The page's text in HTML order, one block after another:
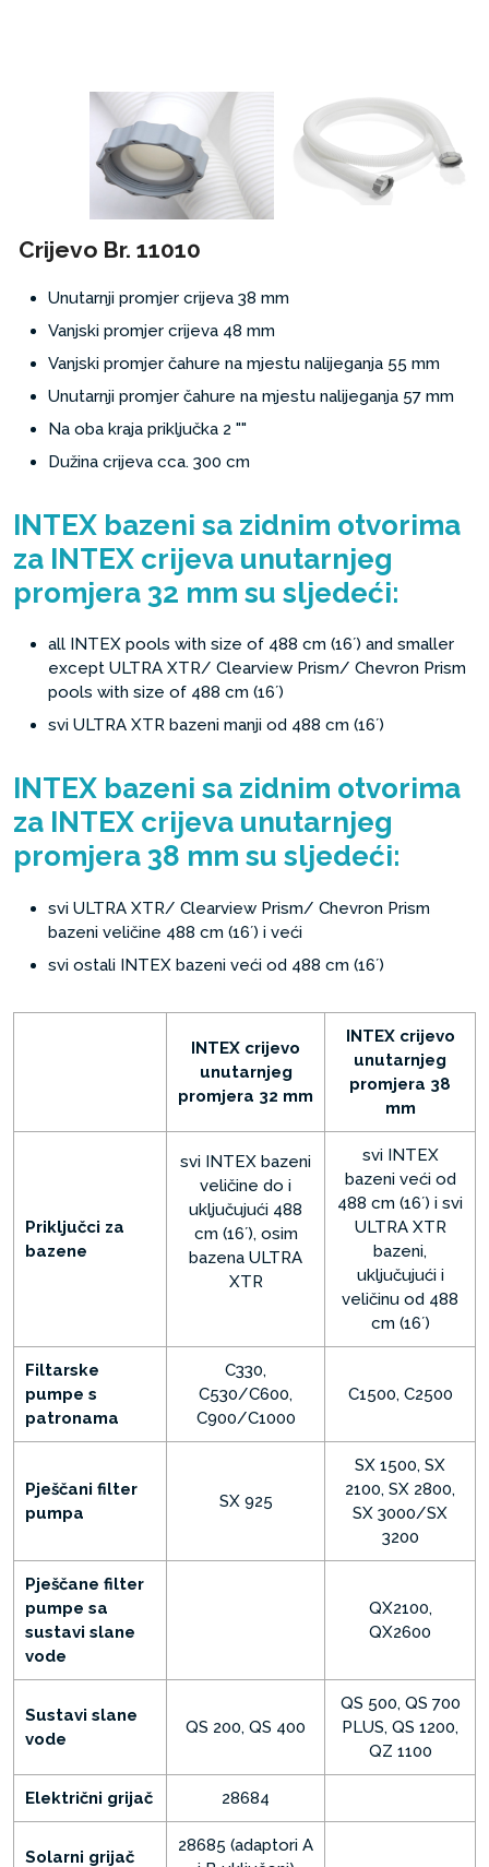
Crijevo Br. 11010
Unutarnji promjer crijeva 38 mm
Vanjski promjer crijeva 48 mm
Vanjski promjer čahure na mjestu nalijeganja 55 mm
Unutarnji promjer čahure na mjestu nalijeganja 57 mm
Na oba kraja priključka 2 ""
Dužina crijeva cca. 300 cm
INTEX bazeni sa zidnim otvorima
za INTEX crijeva unutarnjeg
promjera 32 mm su sljedeći:
all INTEX pools with size of 488 cm (16´) and smaller
except ULTRA XTR/ Clearview Prism/ Chevron Prism
pools with size of 488 cm (16´)
svi ULTRA XTR bazeni manji od 488 cm (16´)
INTEX bazeni sa zidnim otvorima
za INTEX crijeva unutarnjeg
promjera 38 mm su sljedeći:
svi ULTRA XTR/ Clearview Prism/ Chevron Prism
bazeni veličine 488 cm (16´) i veći
svi ostali INTEX bazeni veći od 488 cm (16´)
INTEX crijevo
unutarnjeg
promjera 32 mm
INTEX crijevo
unutarnjeg
promjera 38
mm
Priključci za
bazene
svi INTEX bazeni
veličine do i
uključujući 488
cm (16´), osim
bazena ULTRA
XTR
svi INTEX
bazeni veći od
488 cm (16´) i svi
ULTRA XTR
bazeni,
uključujući i
veličinu od 488
cm (16´)
Filtarske
pumpe s
patronama
C330,
C530/C600,
C900/C1000
C1500, C2500
Pješčani filter
pumpa
SX 925
SX 1500, SX
2100, SX 2800,
SX 3000/SX
3200
Pješčane filter
pumpe sa
sustavi slane
vode
QX2100,
QX2600
Sustavi slane
vode
QS 200, QS 400
QS 500, QS 700
PLUS, QS 1200,
QZ 1100
Električni grijač 28684
Solarni grijač
28685 (adaptori A